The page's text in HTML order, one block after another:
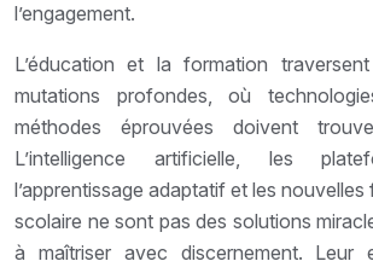
l’engagement.
L’éducation et la formation
mutations profondes, où
méthodes éprouvées doivent
L’intelligence artificielle, les
l’apprentissage adaptatif et les
scolaire ne sont pas des solutions
à maîtriser avec discernement. Leur